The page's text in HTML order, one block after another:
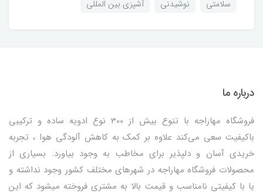
سلامتی
نوشیدنی آشپزی بین المللی
درباره ما
فروشگاه مهاراجه با تنوع بیش از 300 نوع ادویه ساده و ترکیبی
باکیفیت سعی می‌کند علاوه بر کمک به کاهش آلودگی هوا ، تجربه
خریدی آسان و دلپذیر برای مخاطب به وجود بیاورد. بسیاری از
محصولات فروشگاه مهاراجه در شهرهای مختلف کشور وجود نداشته و
یا با کیفیتی نامناسب و قیمت بالا به مشتری فروخته میشود که این